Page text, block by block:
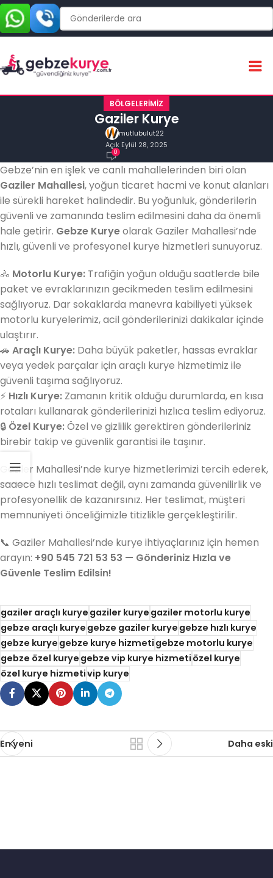
BÖLGELERIMIZ
Gaziler Kurye
mutlubulut22
Açık Eylül 28, 2025
0
Gebze’nin en işlek ve canlı mahallelerinden biri olan
Gaziler Mahallesi, yoğun ticaret hacmi ve konut alanları
ile sürekli hareket halindedir. Bu yoğunluk, gönderilerin
güvenli ve zamanında teslim edilmesini daha da önemli
hale getirir. Gebze Kuryeolarak Gaziler Mahallesi’nde
hızlı, güvenli ve profesyonel kurye hizmetleri sunuyoruz.
🚴 Motorlu Kurye: Trafiğin yoğun olduğu saatlerde bile
paket ve evraklarınızın gecikmeden teslim edilmesini
sağlıyoruz. Dar sokaklarda manevra kabiliyeti yüksek
motorlu kuryelerimiz, acil gönderilerinizi dakikalar içinde
ulaştırır.
🚗 Araçlı Kurye: Daha büyük paketler, hassas evraklar
veya yedek parçalar için araçlı kurye hizmetimiz ile
güvenli taşıma sağlıyoruz.
⚡ Hızlı Kurye: Zamanın kritik olduğu durumlarda, en kısa
rotaları kullanarak gönderilerinizi hızlıca teslim ediyoruz.
🔒 Özel Kurye:Özel ve gizlilik gerektiren gönderileriniz
birebir takip ve güvenlik garantisi ile taşınır.
Gaziler Mahallesi’nde kurye hizmetlerimizi tercih ederek,
sadece hızlı teslimat değil, aynı zamanda güvenilirlik ve
profesyonellik de kazanırsınız. Her teslimat, müşteri
memnuniyeti önceliğimizle titizlikle gerçekleştirilir.
📞 Gaziler Mahallesi’nde kurye ihtiyaçlarınız için hemen
arayın: +90 545 721 53 53 — Gönderiniz Hızla ve
Güvenle Teslim Edilsin!
gaziler araçlı kuryegaziler kuryegaziler motorlu kurye
gebze araçlı kuryegebze gaziler kuryegebze hızlı kurye
gebze kuryegebze kurye hizmetigebze motorlu kurye
gebze özel kuryegebze vip kurye hizmetiözel kurye
özel kurye hizmetivip kurye
En yeni Daha eski